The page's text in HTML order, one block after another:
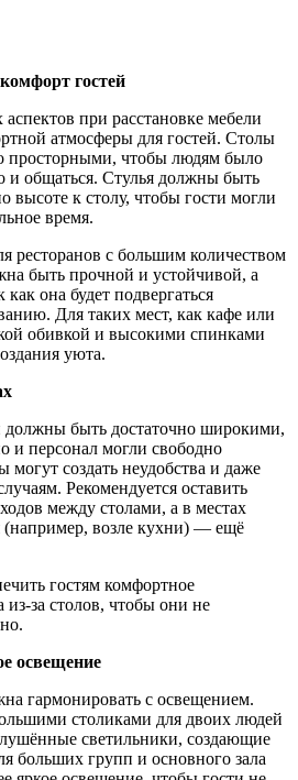
гостей
при расстановке мебели
атмосферы для гостей. Столы
просторными, чтобы людям было
и общаться. Стулья должны быть
высоте к столу, чтобы гости могли
время.
ресторанов с большим количеством
быть прочной и устойчивой, а
она будет подвергаться
Для таких мест, как кафе или
обивкой и высокими спинками
уюта.
быть достаточно широкими,
и персонал могли свободно
могут создать неудобства и даже
Рекомендуется оставить
между столами, а в местах
(например, возле кухни) — ещё
гостям комфортное
из-за столов, чтобы они не
освещение
гармонировать с освещением.
столиками для двоих людей
светильники, создающие
больших групп и основного зала